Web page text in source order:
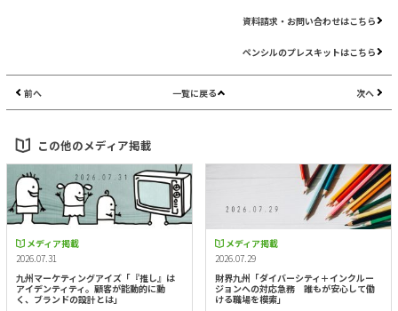
資料請求・お問い合わせはこちら
ペンシルのプレスキットはこちら
前へ 一覧に戻る 次へ
この他のメディア掲載
メディア掲載
2026.07.31
九州マーケティングアイズ「『推し』は
アイデンティティ。顧客が能動的に動
く、ブランドの設計とは」
メディア掲載
2026.07.29
財界九州「ダイバーシティ＋インクルー
ジョンへの対応急務 誰もが安心して働
ける職場を模索」